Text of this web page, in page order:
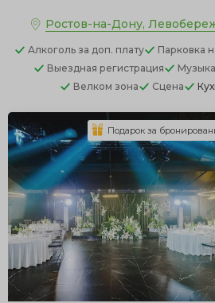
Ростов-на-Дону,
Алкоголь за доп. плату Парковка
Выездная регистрация
Велком зона
Сцена
Подарок за